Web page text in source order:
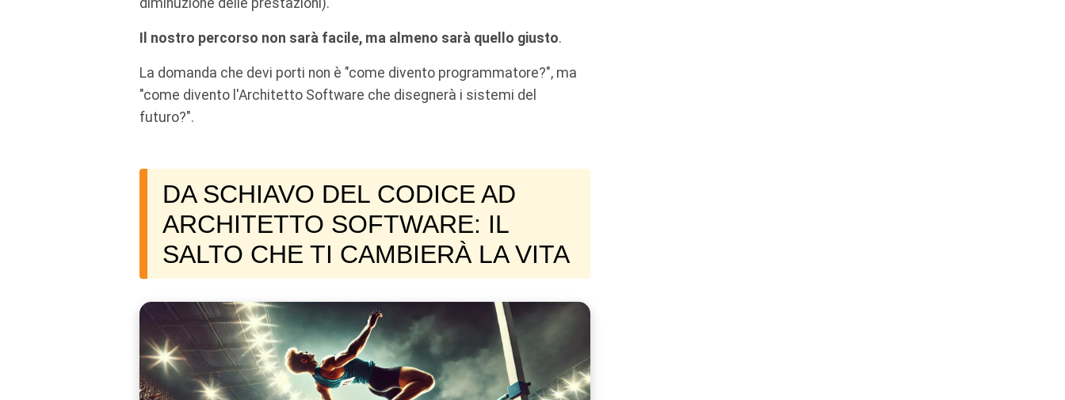
Il nostro percorso non sarà facile, ma almeno sarà quello giusto.
La domanda che devi porti non è "come divento programmatore?", ma
"come divento l'Architetto Software che disegnerà i sistemi del
futuro?".
DA SCHIAVO DEL CODICE AD
ARCHITETTO SOFTWARE: IL
SALTO CHE TI CAMBIERÀ LA VITA